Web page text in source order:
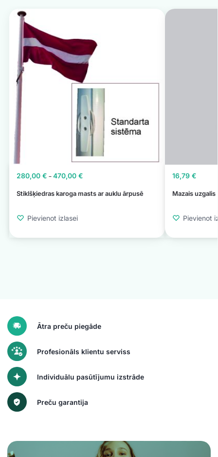
Stiklšķiedras karoga masts ar auklu ārpusē
280,00 € –470,00 €
Pievienot izlasei
Mazais uzgalis
16,79 €
Pievienot
Ātra preču piegāde
Profesionāls klientu serviss
Individuālu pasūtījumu izstrāde
Preču garantija